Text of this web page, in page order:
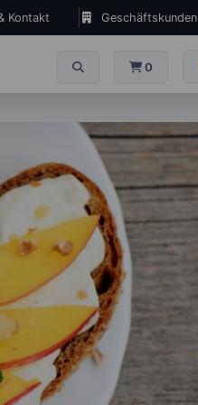
Kontakt Geschäftskunden
0